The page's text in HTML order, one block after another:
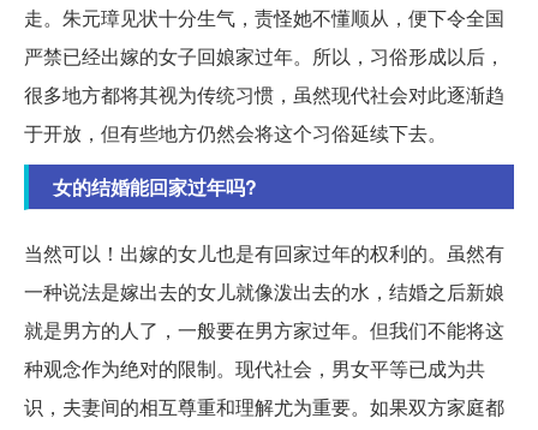
走。朱元璋见状十分生气，责怪她不懂顺从，便下令全国
严禁已经出嫁的女子回娘家过年。所以，习俗形成以后，
很多地方都将其视为传统习惯，虽然现代社会对此逐渐趋
于开放，但有些地方仍然会将这个习俗延续下去。
女的结婚能回家过年吗?
当然可以！出嫁的女儿也是有回家过年的权利的。虽然有
一种说法是嫁出去的女儿就像泼出去的水，结婚之后新娘
就是男方的人了，一般要在男方家过年。但我们不能将这
种观念作为绝对的限制。现代社会，男女平等已成为共
识，夫妻间的相互尊重和理解尤为重要。如果双方家庭都